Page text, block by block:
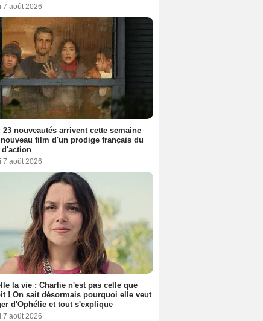
7 août 2026
23 nouveautés arrivent cette semaine
film d'un prodige français du
d'action
7 août 2026
la vie : Charlie n'est pas celle que
! On sait désormais pourquoi elle veut
d'Ophélie et tout s'explique
7 août 2026